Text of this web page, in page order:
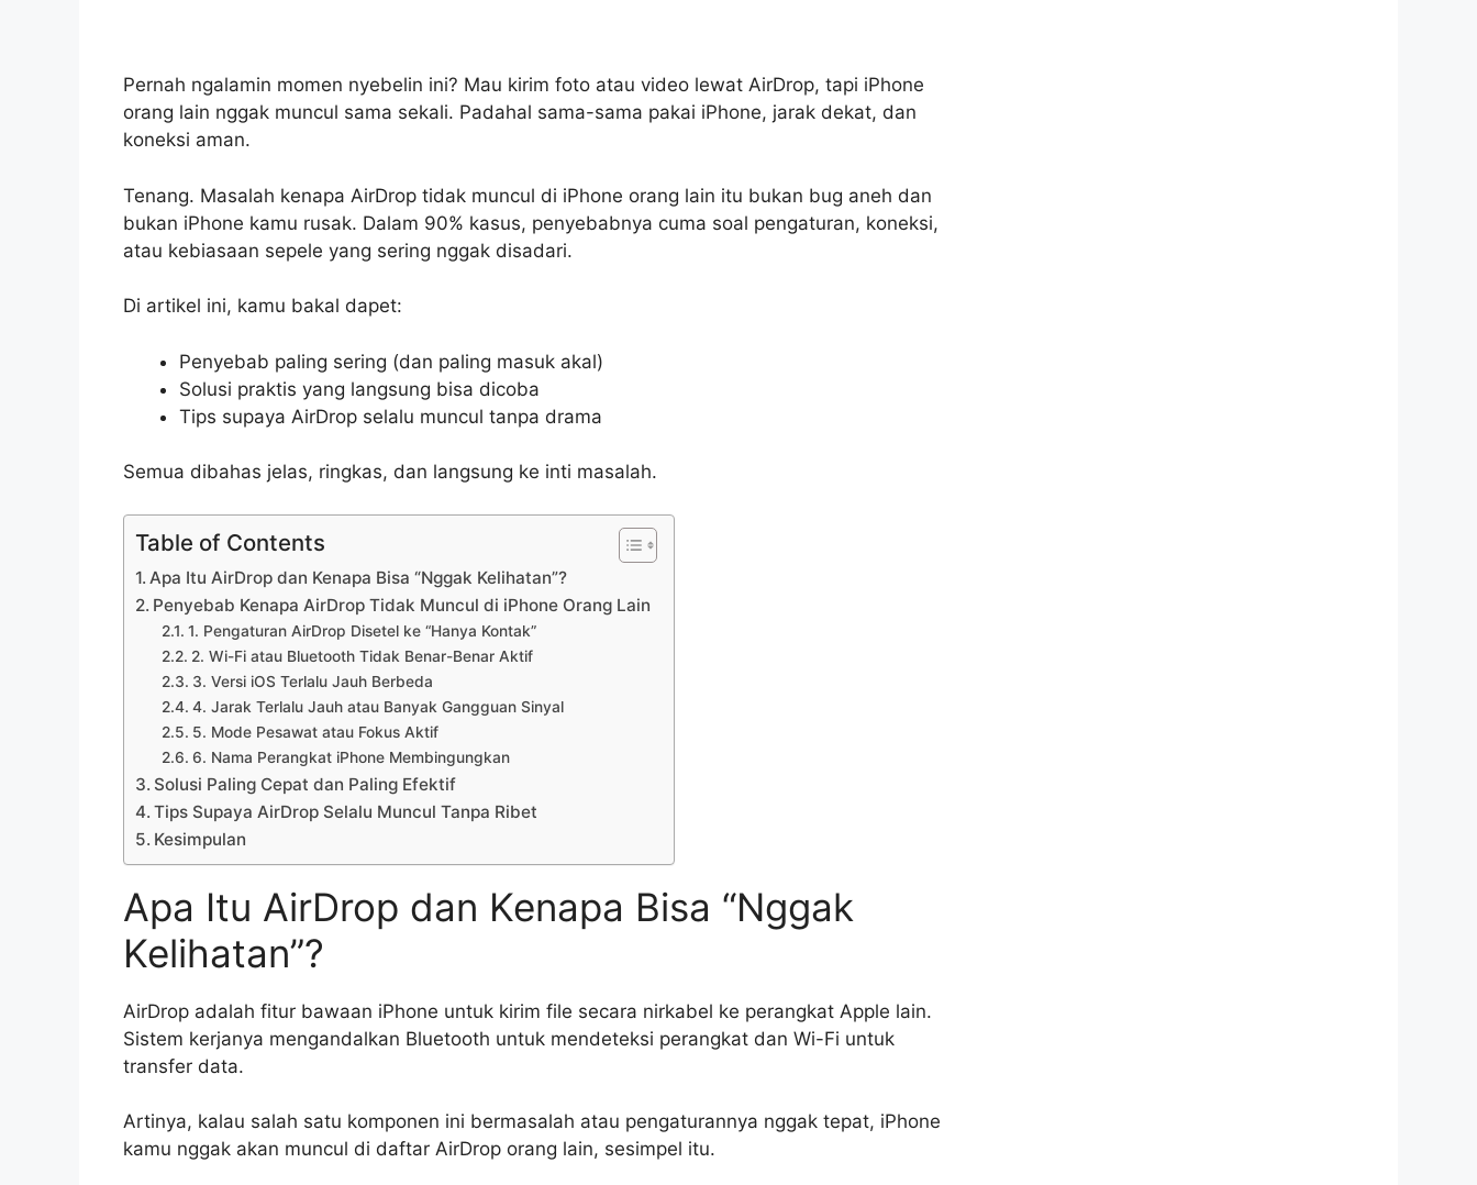
Pernah ngalamin momen nyebelin ini? Mau kirim foto atau video lewat AirDrop, tapi iPhone
orang lain nggak muncul sama sekali. Padahal sama-sama pakai iPhone, jarak dekat, dan
koneksi aman.
Tenang. Masalah kenapa AirDrop tidak muncul di iPhone orang lain itu bukan bug aneh dan
bukan iPhone kamu rusak. Dalam 90% kasus, penyebabnya cuma soal pengaturan, koneksi,
atau kebiasaan sepele yang sering nggak disadari.
Di artikel ini, kamu bakal dapet:
Penyebab paling sering (dan paling masuk akal)
Solusi praktis yang langsung bisa dicoba
Tips supaya AirDrop selalu muncul tanpa drama
Semua dibahas jelas, ringkas, dan langsung ke inti masalah.
Table of Contents
Apa Itu AirDrop dan Kenapa Bisa “Nggak Kelihatan”?
Penyebab Kenapa AirDrop Tidak Muncul di iPhone Orang Lain
1. Pengaturan AirDrop Disetel ke “Hanya Kontak”
2. Wi-Fi atau Bluetooth Tidak Benar-Benar Aktif
3. Versi iOS Terlalu Jauh Berbeda
4. Jarak Terlalu Jauh atau Banyak Gangguan Sinyal
5. Mode Pesawat atau Fokus Aktif
6. Nama Perangkat iPhone Membingungkan
Solusi Paling Cepat dan Paling Efektif
Tips Supaya AirDrop Selalu Muncul Tanpa Ribet
Kesimpulan
Apa Itu AirDrop dan Kenapa Bisa “Nggak
Kelihatan”?
AirDrop adalah fitur bawaan iPhone untuk kirim file secara nirkabel ke perangkat Apple lain.
Sistem kerjanya mengandalkan Bluetooth untuk mendeteksi perangkat dan Wi-Fi untuk
transfer data.
Artinya, kalau salah satu komponen ini bermasalah atau pengaturannya nggak tepat, iPhone
kamu nggak akan muncul di daftar AirDrop orang lain, sesimpel itu.